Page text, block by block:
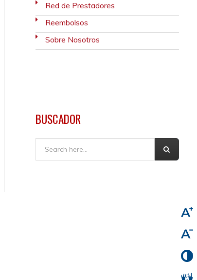
Red de Prestadores
Reembolsos
Sobre Nosotros
BUSCADOR
Buscar